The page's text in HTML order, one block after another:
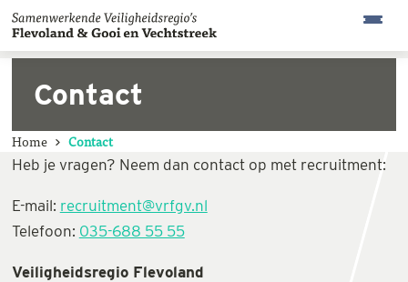
Contact
Home Contact
Heb je vragen? Neem dan contact op met recruitment:
E-mail: recruitment@vrfgv.nl
Telefoon: 035-688 55 55
Veiligheidsregio Flevoland